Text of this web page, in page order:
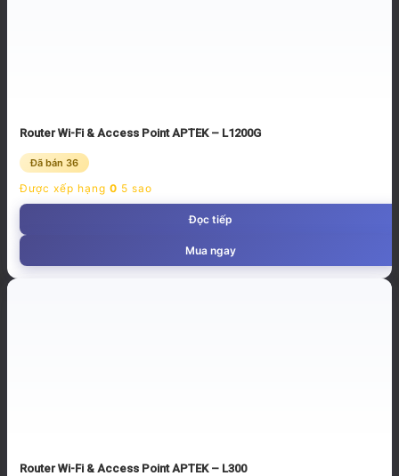
Router Wi-Fi & Access Point APTEK – L1200G
Đã bán 36
Được xếp hạng 0 5 sao
Đọc tiếp
Mua ngay
Router Wi-Fi & Access Point APTEK – L300